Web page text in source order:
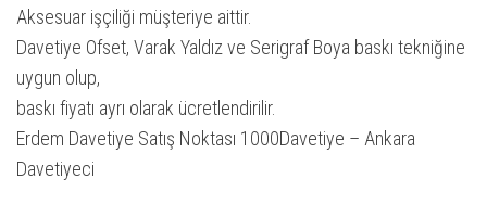
Aksesuar işçiliği müşteriye aittir.
Davetiye Ofset, Varak Yaldız ve Serigraf Boya baskı tekniğine
uygun olup,
baskı fiyatı ayrı olarak ücretlendirilir.
Erdem Davetiye Satış Noktası 1000Davetiye – Ankara
Davetiyeci